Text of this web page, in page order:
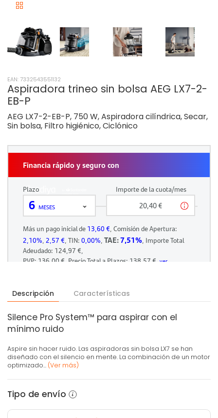
EAN: 7332543551132
Aspiradora trineo sin bolsa AEG LX7-2-
EB-P
AEG LX7-2-EB-P, 750 W, Aspiradora cilíndrica, Secar,
Sin bolsa, Filtro higiénico, Ciclónico
Descripción Características
Silence Pro System™ para aspirar con el
mínimo ruido
Aspire sin hacer ruido. Las aspiradoras sin bolsa LX7 se han
diseñado con el silencio en mente. La combinación de un motor
optimizado... (Ver más)
Tipo de envío